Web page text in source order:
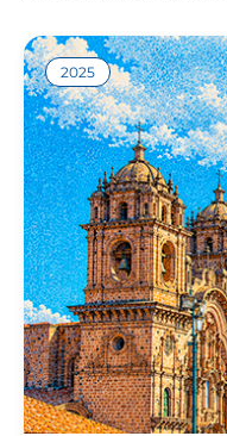
2025
Русистика в странах
разных
повсюду опирается на
языку и российской
рассказывают о
Бразилии, Аргентине,
университетских
центров. Особое
обучению испано- и
созданию
материалов и поиску
русского языка.
Журнал «Русистика
при поддержке
образования РФ.